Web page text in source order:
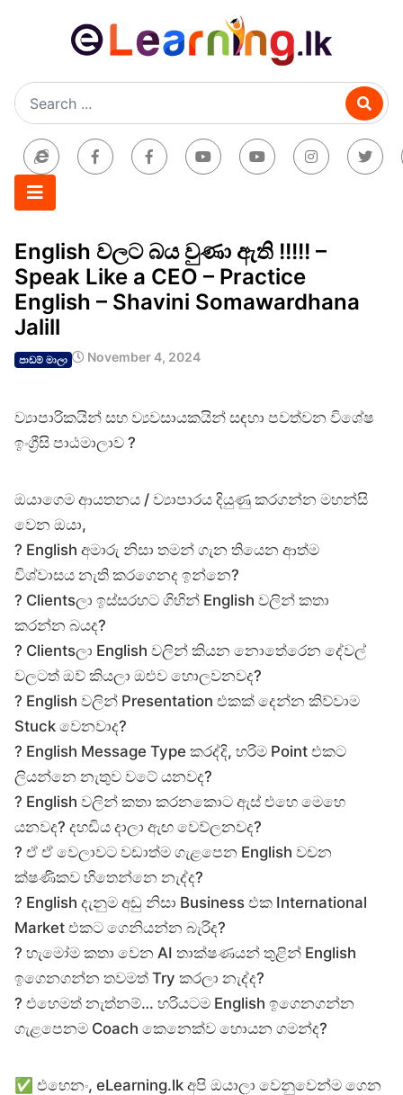
English වලට බය වුණා ඇති !!!!! –
Speak Like a CEO – Practice
English – Shavini Somawardhana
Jalill
පාඩම් මාලා November 4, 2024
ව්‍යාපාරිකයින් සහ ව්‍යවසායකයින් සඳහා පවත්වන විශේෂ
ඉංග්‍රීසි පාඨමාලාව ?
ඔයාගෙම ආයතනය / ව්‍යාපාරය දියුණු කරගන්න මහන්සි
වෙන ඔයා,
? English අමාරු නිසා තමන් ගැන තියෙන ආත්ම
විශ්වාසය නැති කරගෙනද ඉන්නෙ?
? Clientsලා ඉස්සරහට ගිහින් English වලින් කතා
කරන්න බයද?
? Clientsලා English වලින් කියන නොතේරෙන දේවල්
වලටත් ඔව් කියලා ඔළුව හොලවනවද?
? English වලින් Presentation එකක් දෙන්න කිව්වාම
Stuck වෙනවාද?
? English Message Type කරද්දි, හරිම Point එකට
ලියන්නෙ නැතුව වටේ යනවද?
? English වලින් කතා කරනකොට ඇස් එහෙ මෙහෙ
යනවද? දහඩිය දාලා ඇඟ වෙව්ලනවද?
? ඒ ඒ වෙලාවට වඩාත්ම ගැළපෙන English වචන
ක්ෂණිකව හිතෙන්නෙ නැද්ද?
? English දැනුම අඩු නිසා Business එක International
Market එකට ගෙනියන්න බැරිද?
? හැමෝම කතා වෙන AI තාක්ෂණයන් තුළින් English
ඉගෙනගන්න තවමත් Try කරලා නැද්ද?
? එහෙමත් නැත්නම්… හරියටම English ඉගෙනගන්න
ගැළපෙනම Coach කෙනෙක්ව හොයන ගමන්ද?
✅ එහෙනං, eLearning.lk අපි ඔයාලා වෙනුවෙන්ම ගෙන